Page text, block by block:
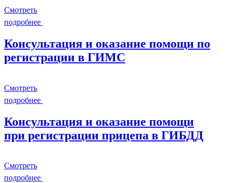
Смотреть
подробнее
Консультация и оказание помощи по
регистрации в ГИМС
Смотреть
подробнее
Консультация и оказание помощи
при регистрации прицепа в ГИБДД
Смотреть
подробнее